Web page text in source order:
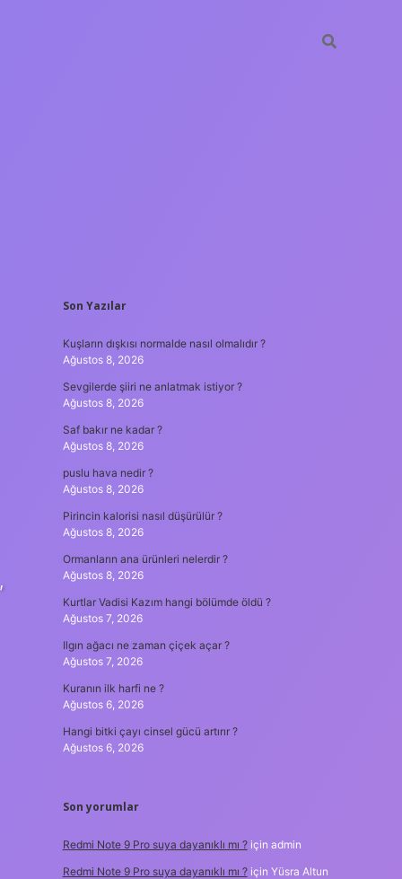
SIDEBAR
Son Yazılar
Kuşların dışkısı normalde nasıl olmalıdır ?
Ağustos 8, 2026
Sevgilerde şiiri ne anlatmak istiyor ?
Ağustos 8, 2026
Saf bakır ne kadar ?
Ağustos 8, 2026
puslu hava nedir ?
Ağustos 8, 2026
Pirincin kalorisi nasıl düşürülür ?
Ağustos 8, 2026
Ormanların ana ürünleri nelerdir ?
Ağustos 8, 2026
Kurtlar Vadisi Kazım hangi bölümde öldü ?
Ağustos 7, 2026
Ilgın ağacı ne zaman çiçek açar ?
Ağustos 7, 2026
Kuranın ilk harfi ne ?
Ağustos 6, 2026
Hangi bitki çayı cinsel gücü artırır ?
Ağustos 6, 2026
Son yorumlar
Redmi Note 9 Pro suya dayanıklı mı ?için admin
Redmi Note 9 Pro suya dayanıklı mı ?için Yüsra Altun